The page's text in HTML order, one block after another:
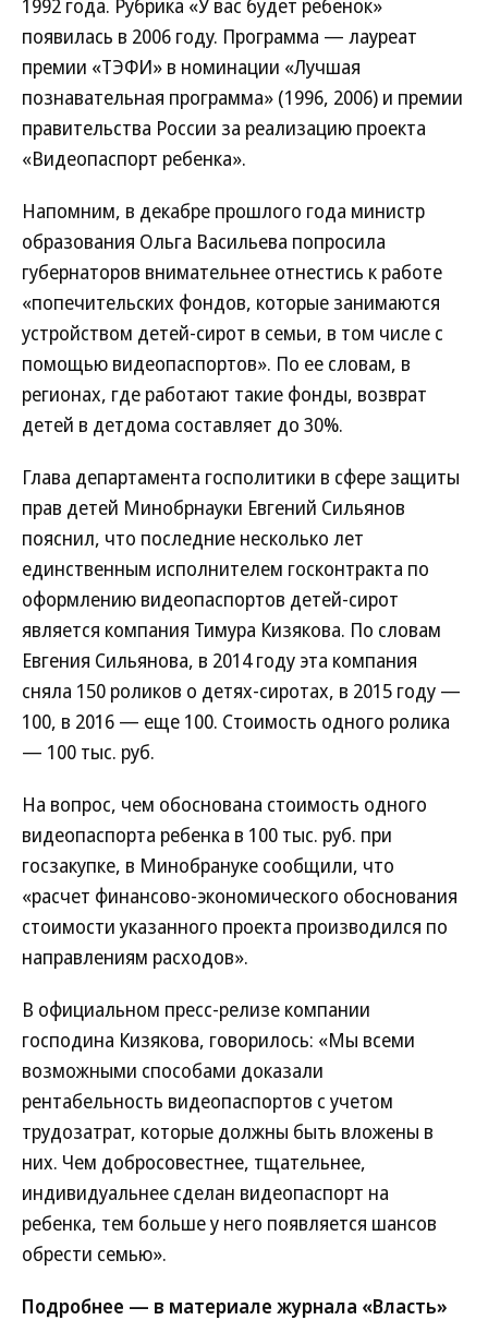
1992 года. Рубрика «У вас будет ребенок»
появилась в 2006 году. Программа — лауреат
премии «ТЭФИ» в номинации «Лучшая
познавательная программа» (1996, 2006) и премии
правительства России за реализацию проекта
«Видеопаспорт ребенка».
Напомним, в декабре прошлого года министр
образования Ольга Васильева попросила
губернаторов внимательнее отнестись к работе
«попечительских фондов, которые занимаются
устройством детей-сирот в семьи, в том числе с
помощью видеопаспортов». По ее словам, в
регионах, где работают такие фонды, возврат
детей в детдома составляет до 30%.
Глава департамента госполитики в сфере защиты
прав детей Минобрнауки Евгений Сильянов
пояснил, что последние несколько лет
единственным исполнителем госконтракта по
оформлению видеопаспортов детей-сирот
является компания Тимура Кизякова. По словам
Евгения Сильянова, в 2014 году эта компания
сняла 150 роликов о детях-сиротах, в 2015 году —
100, в 2016 — еще 100. Стоимость одного ролика
— 100 тыс. руб.
На вопрос, чем обоснована стоимость одного
видеопаспорта ребенка в 100 тыс. руб. при
госзакупке, в Минобрануке сообщили, что
«расчет финансово-экономического обоснования
стоимости указанного проекта производился по
направлениям расходов».
В официальном пресс-релизе компании
господина Кизякова, говорилось: «Мы всеми
возможными способами доказали
рентабельность видеопаспортов с учетом
трудозатрат, которые должны быть вложены в
них. Чем добросовестнее, тщательнее,
индивидуальнее сделан видеопаспорт на
ребенка, тем больше у него появляется шансов
обрести семью».
Подробнее — в материале журнала «Власть»